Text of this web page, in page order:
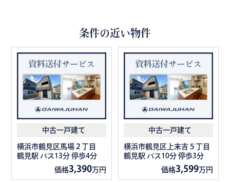
条件の近い物件
中古一戸建て
横浜市鶴見区馬場２丁目
鶴見駅 バス13分 停歩4分
価格3,390万円
中古一戸建て
横浜市鶴見区上末吉５丁目
鶴見駅 バス10分 停歩3分
価格3,599万円